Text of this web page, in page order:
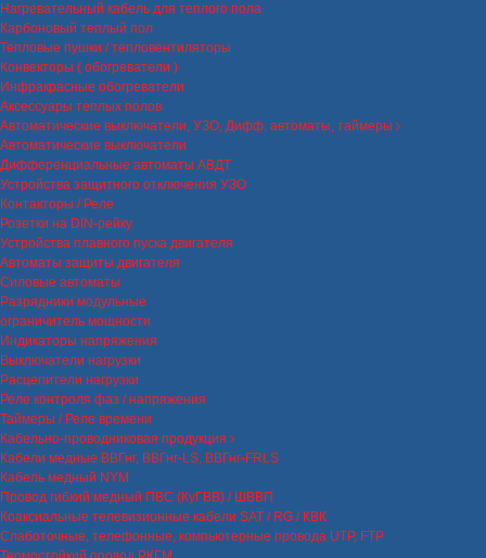
Нагревательный кабель для теплого пола
Карбоновый теплый пол
Тепловые пушки / тепловентиляторы
Конвекторы ( обогреватели )
Инфракрасные обогреватели
Аксессуары теплых полов
Автоматические выключатели, УЗО, Дифф. автоматы, таймеры
Автоматические выключатели
Дифференциальные автоматы АВДТ
Устройства защитного отключения УЗО
Контакторы / Реле
Розетки на DIN-рейку
Устройства плавного пуска двигателя
Автоматы защиты двигателя
Силовые автоматы
Разрядники модульные
ограничитель мощности
Индикаторы напряжения
Выключатели нагрузки
Расцепители нагрузки
Реле контроля фаз / напряжения
Таймеры / Реле времени
Кабельно-проводниковая продукция
Кабели медные ВВГнг, ВВГнг-LS, ВВГнг-FRLS
Кабель медный NYM
Провод гибкий медный ПВС (КуГВВ) / ШВВП
Коаксиальные телевизионные кабели SAT / RG / КВК
Слаботочные, телефонные, компьютерные провода UTP, FTP